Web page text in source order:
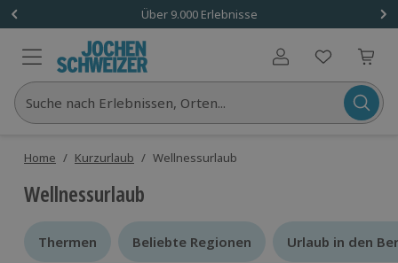
Über 9.000 Erlebnisse
Benutzerkonto
Suche nach Erlebnissen, Orten...
Home / Kurzurlaub / Wellnessurlaub
Wellnessurlaub
Thermen
Thermen Beliebte Regionen
Beliebte Regionen Urlaub in den
Urlaub in den